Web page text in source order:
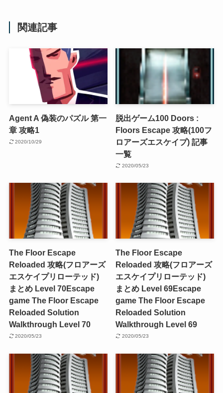
関連記事
Agent A 偽装のパズル 第一
章 攻略1
2020/10/29
脱出ゲーム100 Doors :
Floors Escape 攻略(100フ
ロアーズエスケイプ) 記事
一覧
2020/05/23
The Floor Escape
Reloaded 攻略(フロアーズ
エスケイプリローテッド)
まとめ Level 70Escape
game The Floor Escape
Reloaded Solution
Walkthrough Level 70
2020/05/23
The Floor Escape
Reloaded 攻略(フロアーズ
エスケイプリローテッド)
まとめ Level 69Escape
game The Floor Escape
Reloaded Solution
Walkthrough Level 69
2020/05/23